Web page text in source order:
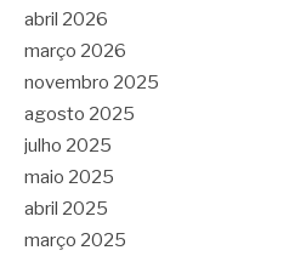
abril 2026
março 2026
novembro 2025
agosto 2025
julho 2025
maio 2025
abril 2025
março 2025